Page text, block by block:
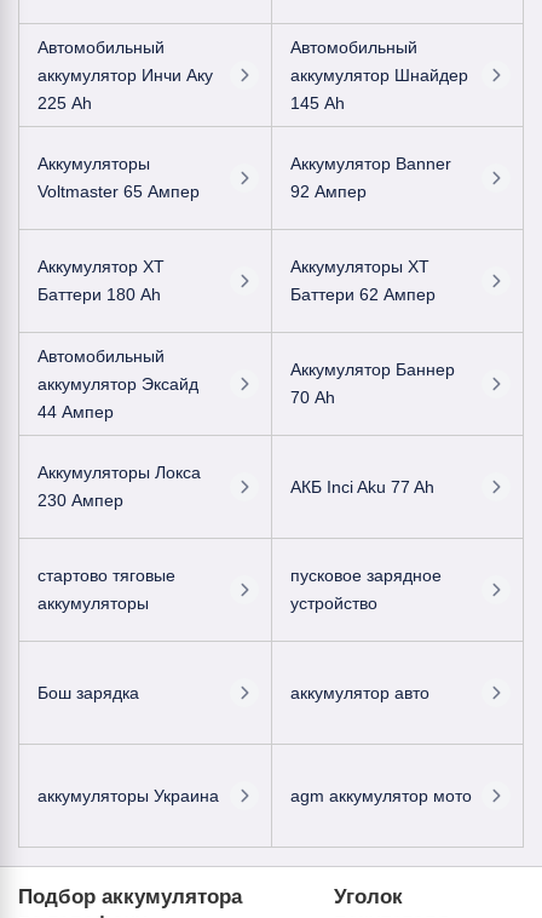
Автомобильный
аккумулятор Инчи Аку
225 Ah
Автомобильный
аккумулятор Шнайдер
145 Ah
Аккумуляторы
Voltmaster 65 Ампер
Аккумулятор Banner
92 Ампер
Аккумулятор ХТ
Баттери 180 Ah
Аккумуляторы ХТ
Баттери 62 Ампер
Автомобильный
аккумулятор Эксайд
44 Ампер
Аккумулятор Баннер
70 Ah
Аккумуляторы Локса
230 Ампер
АКБ Inci Aku 77 Ah
стартово тяговые
аккумуляторы
пусковое зарядное
устройство
Бош зарядка аккумулятор авто
аккумуляторы Украина agm аккумулятор мото
Подбор аккумулятора
Уголок